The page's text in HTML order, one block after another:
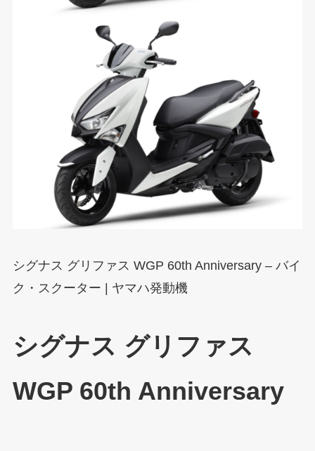
シグナス グリファス WGP 60th Anniversary – バイ
ク・スクーター | ヤマハ発動機
シグナス グリファス
WGP 60th Anniversary